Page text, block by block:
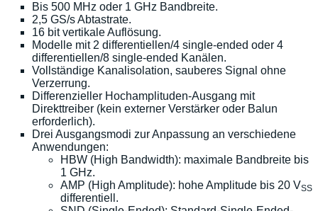
Bis 500 MHz oder 1 GHz Bandbreite.
2,5 GS/s Abtastrate.
16 bit vertikale Auflösung.
Modelle mit 2 differentiellen/4 single-ended oder 4
differentiellen/8 single-ended Kanälen.
Vollständige Kanalisolation, sauberes Signal ohne
Verzerrung.
Differenzieller Hochamplituden-Ausgang mit
Direkttreiber (kein externer Verstärker oder Balun
erforderlich).
Drei Ausgangsmodi zur Anpassung an verschiedene
Anwendungen:
HBW (High Bandwidth): maximale Bandbreite bis
1 GHz.
AMP (High Amplitude): hohe Amplitude bis 20 VSS
differentiell.